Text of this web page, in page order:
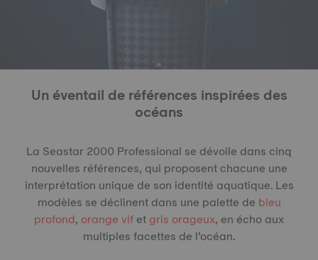
Un éventail de références inspirées des
océans
La Seastar 2000 Professional se dévoile dans cinq
nouvelles références, qui proposent chacune une
interprétation unique de son identité aquatique. Les
modèles se déclinent dans une palette de bleu
profond, orange vifetgris orageux, en écho aux
multiples facettes de l’océan.